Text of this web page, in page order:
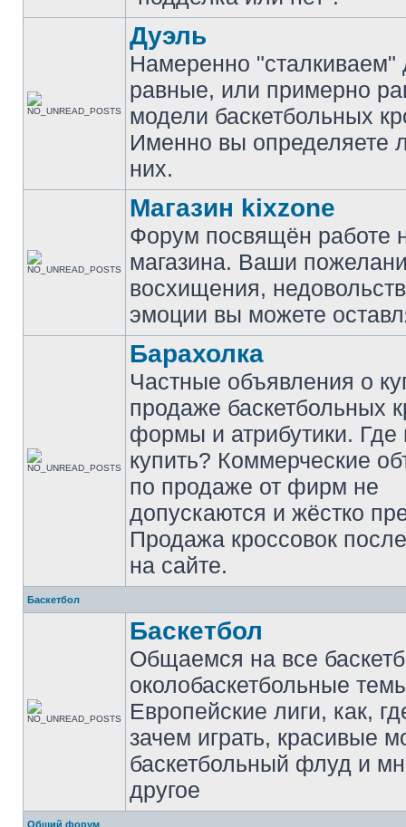
Дуэль
Намеренно "сталкиваем"
равные, или примерно
модели баскетбольных
Именно вы определяете
них.
Магазин kixzone
Форум посвящён работе
магазина. Ваши
восхищения,
эмоции вы можете
Барахолка
Частные объявления о
продаже баскетбольных
формы и атрибутики. Где
купить? Коммерческие
по продаже от фирм не
допускаются и жёстко
Продажа кроссовок
на сайте.
Баскетбол
Баскетбол
Общаемся на все
околобаскетбольные
Европейские лиги, как,
зачем играть, красивые
баскетбольный флуд и
другое
Общий форум